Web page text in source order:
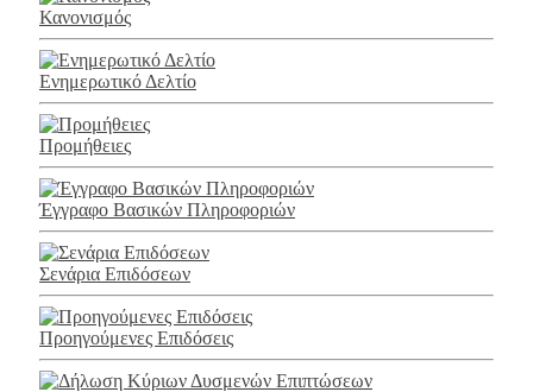
Κανονισμός
Ενημερωτικό Δελτίο
Προμήθειες
Έγγραφο Βασικών Πληροφοριών
Σενάρια Επιδόσεων
Προηγούμενες Επιδόσεις